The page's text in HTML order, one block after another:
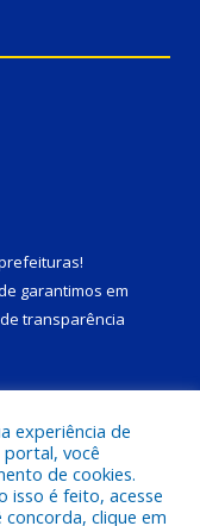
!
garantimos em
transparência
experiência de
portal, você
de cookies.
isso é feito, acesse
concorda, clique em